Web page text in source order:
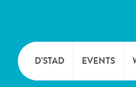
D’STAD EVENTS